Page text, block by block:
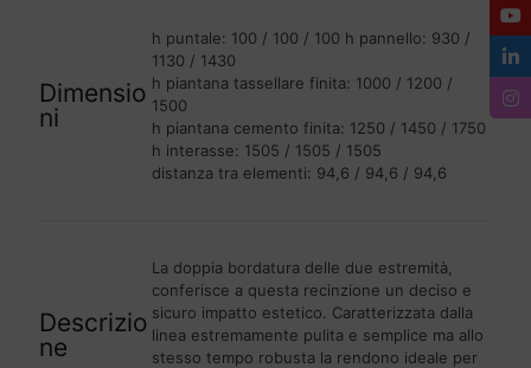
Dimensio
ni
h puntale: 100 / 100 / 100 h pannello: 930 /
1130 / 1430
h piantana tassellare finita: 1000 / 1200 /
1500
h piantana cemento finita: 1250 / 1450 / 1750
h interasse: 1505 / 1505 / 1505
distanza tra elementi: 94,6 / 94,6 / 94,6
Descrizio
ne
La doppia bordatura delle due estremità,
conferisce a questa recinzione un deciso e
sicuro impatto estetico. Caratterizzata dalla
linea estremamente pulita e semplice ma allo
stesso tempo robusta la rendono ideale per